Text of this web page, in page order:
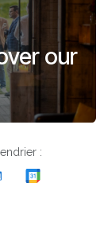
our
: